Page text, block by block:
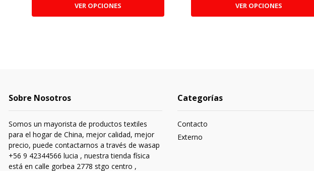
VER OPCIONES VER OPCIONES
Sobre Nosotros
Somos un mayorista de productos textiles
para el hogar de China, mejor calidad, mejor
precio, puede contactarnos a través de wasap
+56 9 42344566 lucia , nuestra tienda física
está en calle gorbea 2778 stgo centro ,
Categorías
Contacto
Externo